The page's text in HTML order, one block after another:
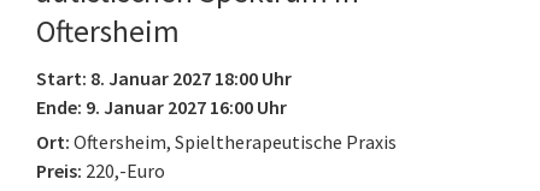
Oftersheim
Start: 8. Januar 2027 18:00 Uhr
Ende: 9. Januar 2027 16:00 Uhr
Ort: Oftersheim, Spieltherapeutische Praxis
Preis: 220,-Euro